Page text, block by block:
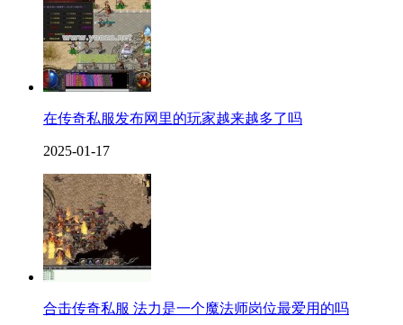
在传奇私服发布网里的玩家越来越多了吗
2025-01-17
合击传奇私服 法力是一个魔法师岗位最爱用的吗